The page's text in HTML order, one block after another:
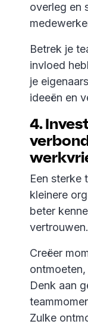
overleg en
Betrek je
invloed
je
ideeën en
4.
Een sterke
kleinere
beter
vertrouwen.
Creëer
Denk aan
Zulke